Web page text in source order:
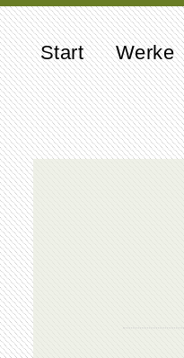
Start Werke